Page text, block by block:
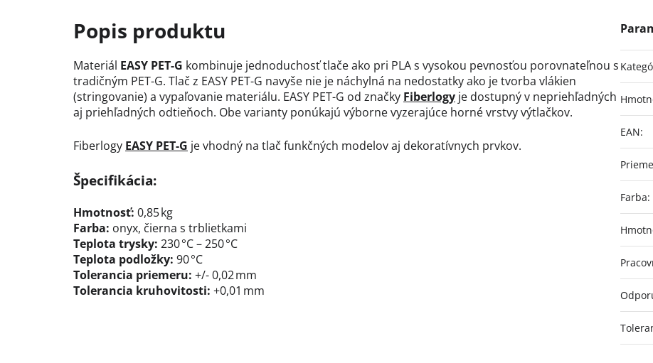
Materiál EASY PET-G kombinuje jednoduchosť tlače ako pri PLA s vysokou pevnosťou porovnateľnou s
tradičným PET-G. Tlač z EASY PET-G navyše nie je náchylná na nedostatky ako je tvorba vlákien
(stringovanie) a vypaľovanie materiálu. EASY PET-G od značky Fiberlogy je dostupný v nepriehľadných
aj priehľadných odtieňoch. Obe varianty ponúkajú výborne vyzerajúce horné vrstvy výtlačkov.
Fiberlogy EASY PET-G je vhodný na tlač funkčných modelov aj dekoratívnych prvkov.
Špecifikácia:
Hmotnosť: 0,85 kg
Farba: onyx, čierna s trblietkami
Teplota trysky: 230 °C – 250 °C
Teplota podložky: 90 °C
Tolerancia priemeru: +/- 0,02 mm
Tolerancia kruhovitosti: +0,01 mm
EAN:
Farba: